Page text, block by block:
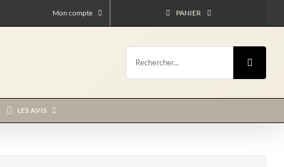
Mon compte PANIER
LES AVIS